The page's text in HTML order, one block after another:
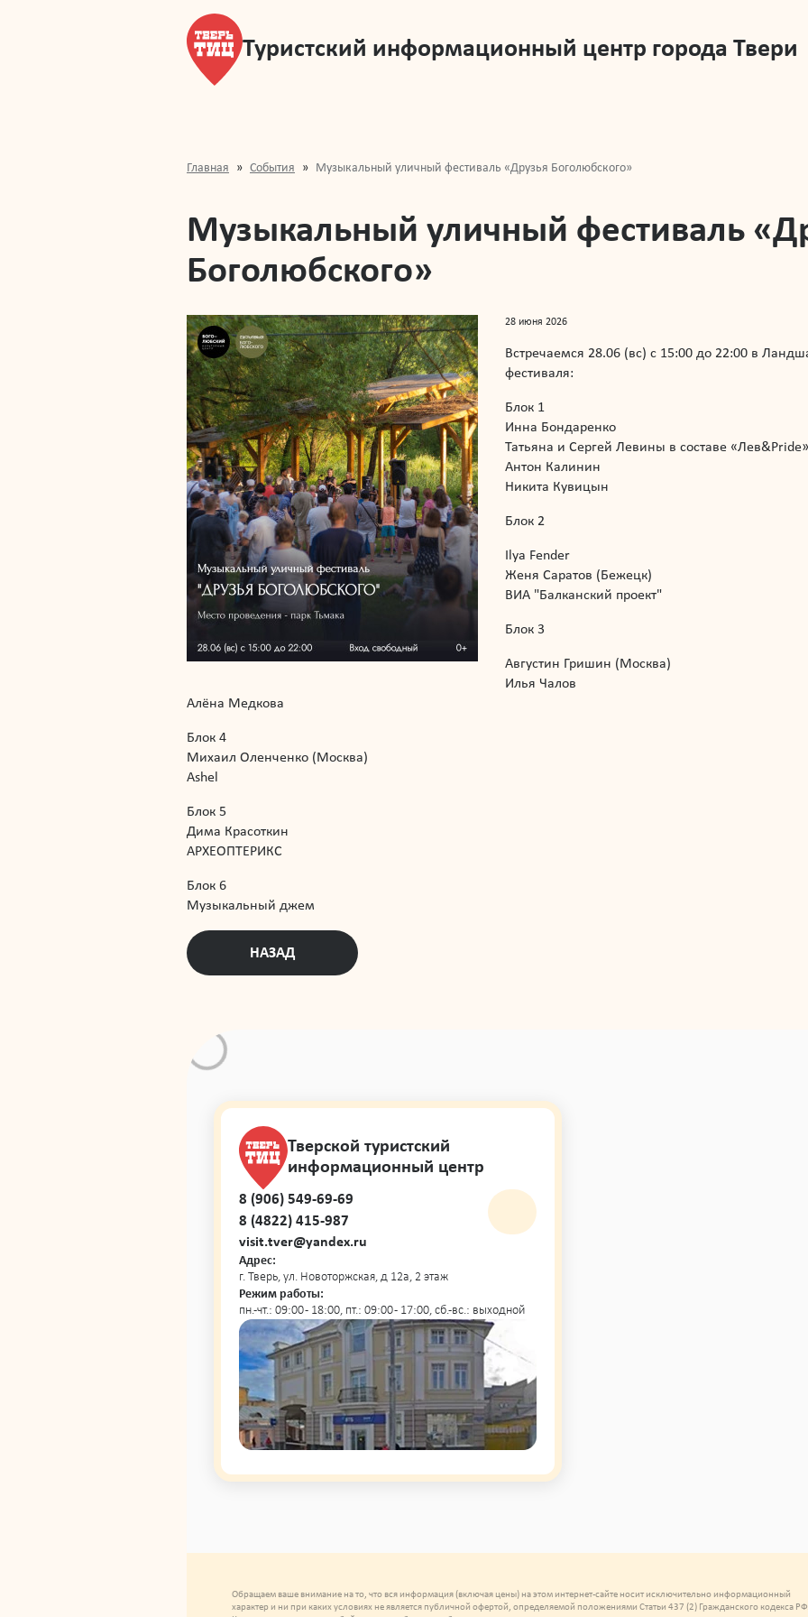
Туристский информационный центр города Твери
Главная События Музыкальный уличный фестиваль «Друзья Боголюбского»
Музыкальный уличный фестиваль
Боголюбского»
28 июня 2026
Встречаемся 28.06 (вс) с 15:00 до 22:00 в
фестиваля:
Блок 1
Инна Бондаренко
Татьяна и Сергей Левины в составе «Лев&Pride»
Антон Калинин
Никита Кувицын
Блок 2
Ilya Fender
Женя Саратов (Бежецк)
ВИА "Балканский проект"
Блок 3
Августин Гришин (Москва)
Илья Чалов
Алёна Медкова
Блок 4
Михаил Оленченко (Москва)
Ashel
Блок 5
Дима Красоткин
АРХЕОПТЕРИКС
Блок 6
Музыкальный джем
НАЗАД
Тверской туристский
информационный центр
8 (906) 549-69-69
8 (4822) 415-987
visit.tver@yandex.ru
Адрес:
г. Тверь, ул. Новоторжская, д 12а, 2 этаж
Режим работы:
пн.-чт.: 09:00 - 18:00, пт.: 09:00 - 17:00, сб.-вс.: выходной
Обращаем ваше внимание на то, что вся информация (включая цены) на этом интернет-сайте носит исключительно информационный
характер и ни при каких условиях не является публичной офертой, определяемой положениями Статьи 437 (2) Гражданского кодекса